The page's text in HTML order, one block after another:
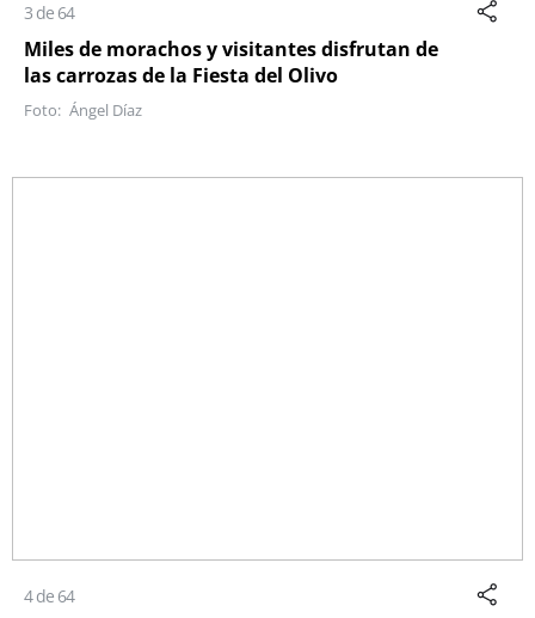
3 de 64
Miles de morachos y visitantes disfrutan de
las carrozas de la Fiesta del Olivo
Ángel Díaz
4 de 64